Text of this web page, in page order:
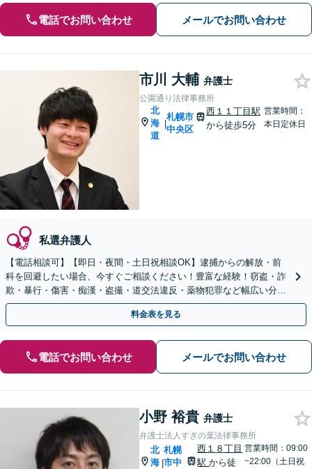
電話でお問い合わせ メールでお問い合わせ
市川 大輔 弁護士
公園通り法律事務所
北
海
道
|
札幌市
中央区
西１１丁目駅
から徒歩5分
営業時間：
本日定休日
私選弁護人
【電話相談可】【即日・夜間・土日祝相談OK】逮捕からの解放・前
科を回避したい場合、今すぐご相談ください！豊富な経験！窃盗・詐
欺・暴行・傷害・痴漢・盗撮・道交法違反・薬物犯罪など幅広い分野
に対応可能！【秘密厳守】【東西線「西11丁目駅」5分】
料金表を見る
電話でお問い合わせ メールでお問い合わせ
小野 裕貴 弁護士
弁護士法人すぎの葉法律事務所
北
海 |
札幌
市中
西１８丁目
駅から徒
営業時間：09:00
~22:00（土日祝